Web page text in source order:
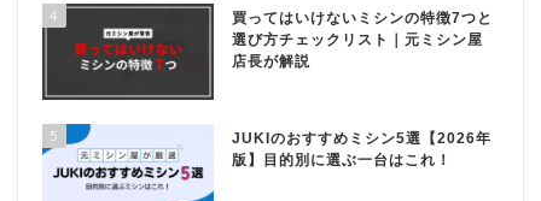
4
買ってはいけないミシンの特徴7つと
選び方チェックリスト｜元ミシン屋
店長が解説
5
JUKIのおすすめミシン5選【2026年
版】目的別に選ぶ一台はこれ！